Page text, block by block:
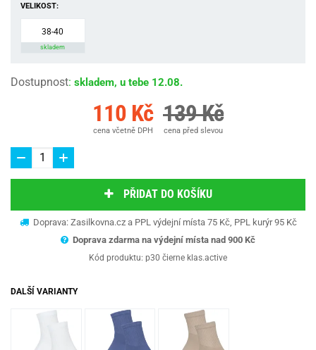
VELIKOST:
38-40
skladem
Dostupnost: skladem, u tebe 12.08.
110 Kč
cena včetně DPH
139 Kč
cena před slevou
PŘIDAT DO KOŠÍKU
Doprava: Zasilkovna.cz a PPL výdejní místa 75 Kč, PPL kurýr 95 Kč
Doprava zdarma na výdejní místa nad 900 Kč
Kód produktu: p30 čierne klas.active
DALŠÍ VARIANTY